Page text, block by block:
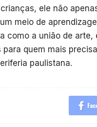
ele não
meio de
como a união de
quem mais
paulistana.